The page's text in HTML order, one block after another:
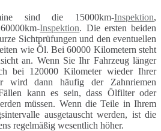
sind die 15000km-Inspektion,
Inspektion. Die ersten beiden
Sichtprüfungen und den eventuellen
wie Öl. Bei 60000 Kilometern steht
an. Wenn Sie Ihr Fahrzeug länger
bei 120000 Kilometer wieder Ihrer
wird dann häufig der Zahnriemen
kann es sein, dass Ölfilter oder
müssen. Wenn die Teile in Ihrem
ausgetauscht werden, ist die
regelmäßig wesentlich höher.